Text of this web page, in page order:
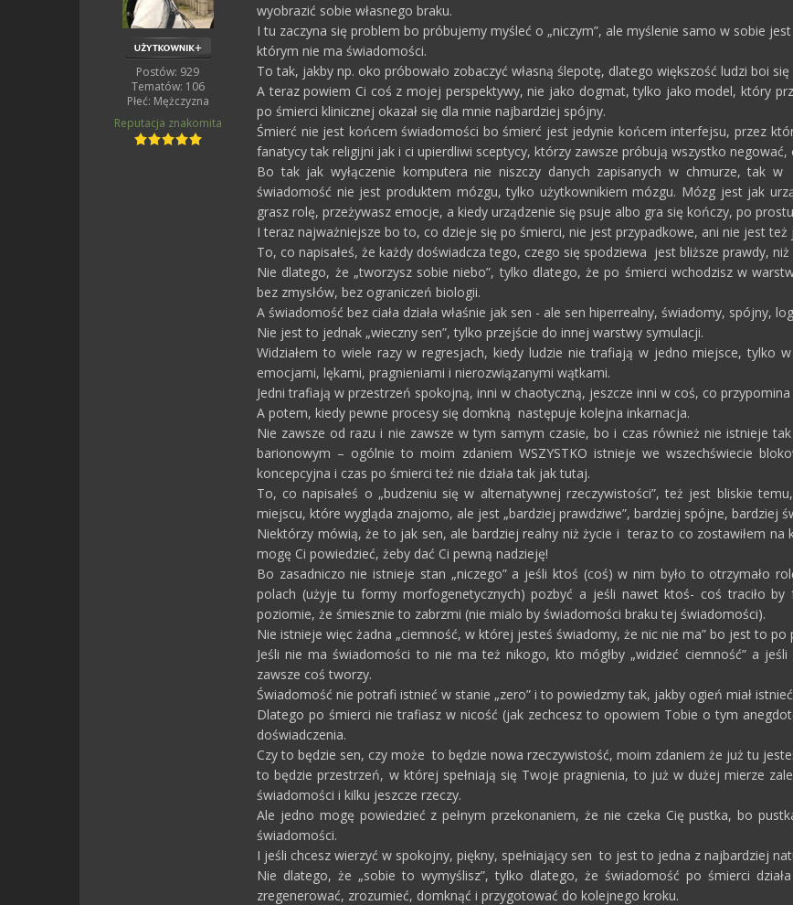
Postów: 929
Tematów: 106
Płeć: Mężczyzna
Reputacja znakomita
wyobrazić sobie własnego braku.
I tu zaczyna się problem bo próbujemy myśleć o „niczym”, ale myślenie samo w sobie
którym nie ma świadomości.
To tak, jakby np. oko próbowało zobaczyć własną ślepotę, dlatego większość ludzi boi
A teraz powiem Ci coś z mojej perspektywy, nie jako dogmat, tylko jako model, który
po śmierci klinicznej okazał się dla mnie najbardziej spójny.
Śmierć nie jest końcem świadomości bo śmierć jest jedynie końcem interfejsu, przez
fanatycy tak religijni jak i ci upierdliwi sceptycy, którzy zawsze próbują wszystko
Bo tak jak wyłączenie komputera nie niszczy danych zapisanych w chmurze, tak
świadomość nie jest produktem mózgu, tylko użytkownikiem mózgu. Mózg jest jak
grasz rolę, przeżywasz emocje, a kiedy urządzenie się psuje albo gra się kończy, po
I teraz najważniejsze bo to, co dzieje się po śmierci, nie jest przypadkowe, ani nie jest też
To, co napisałeś, że każdy doświadcza tego, czego się spodziewa jest bliższe prawdy, niż
Nie dlatego, że „tworzysz sobie niebo”, tylko dlatego, że po śmierci wchodzisz w
bez zmysłów, bez ograniczeń biologii.
A świadomość bez ciała działa właśnie jak sen - ale sen hiperrealny, świadomy, spójny,
Nie jest to jednak „wieczny sen”, tylko przejście do innej warstwy symulacji.
Widziałem to wiele razy w regresjach, kiedy ludzie nie trafiają w jedno miejsce, tylko
emocjami, lękami, pragnieniami i nierozwiązanymi wątkami.
Jedni trafiają w przestrzeń spokojną, inni w chaotyczną, jeszcze inni w coś, co
A potem, kiedy pewne procesy się domkną następuje kolejna inkarnacja.
Nie zawsze od razu i nie zawsze w tym samym czasie, bo i czas również nie istnieje
barionowym – ogólnie to moim zdaniem WSZYSTKO istnieje we wszechświecie
koncepcyjna i czas po śmierci też nie działa tak jak tutaj.
To, co napisałeś o „budzeniu się w alternatywnej rzeczywistości”, też jest bliskie
miejscu, które wygląda znajomo, ale jest „bardziej prawdziwe”, bardziej spójne, bardziej
Niektórzy mówią, że to jak sen, ale bardziej realny niż życie i teraz to co zostawiłem
mogę Ci powiedzieć, żeby dać Ci pewną nadzieję!
Bo zasadniczo nie istnieje stan „niczego” a jeśli ktoś (coś) w nim było to otrzymało
polach (użyje tu formy morfogenetycznych) pozbyć a jeśli nawet ktoś- coś traciło
poziomie, że śmiesznie to zabrzmi (nie mialo by świadomości braku tej świadomości).
Nie istnieje więc żadna „ciemność, w której jesteś świadomy, że nic nie ma” bo jest to po
Jeśli nie ma świadomości to nie ma też nikogo, kto mógłby „widzieć ciemność” a
zawsze coś tworzy.
Świadomość nie potrafi istnieć w stanie „zero” i to powiedzmy tak, jakby ogień miał istnieć
Dlatego po śmierci nie trafiasz w nicość (jak zechcesz to opowiem Tobie o tym
doświadczenia.
Czy to będzie sen, czy może to będzie nowa rzeczywistość, moim zdaniem że już tu
to będzie przestrzeń, w której spełniają się Twoje pragnienia, to już w dużej mierze
świadomości i kilku jeszcze rzeczy.
Ale jedno mogę powiedzieć z pełnym przekonaniem, że nie czeka Cię pustka, bo
świadomości.
I jeśli chcesz wierzyć w spokojny, piękny, spełniający sen to jest to jedna z najbardziej
Nie dlatego, że „sobie to wymyślisz”, tylko dlatego, że świadomość po śmierci
zregenerować, zrozumieć, domknąć i przygotować do kolejnego kroku.